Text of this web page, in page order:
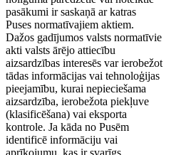
pasākumi ir saskaņā ar katras
Puses normatīvajiem aktiem.
Dažos gadījumos valsts normatīvie
akti valsts ārējo attiecību
aizsardzības interesēs var ierobežot
tādas informācijas vai tehnoloģijas
pieejamību, kurai nepieciešama
aizsardzība, ierobežota piekļuve
(klasificēšana) vai eksporta
kontrole. Ja kāda no Pusēm
identificē informāciju vai
aprīkojumu, kas ir svarīgs